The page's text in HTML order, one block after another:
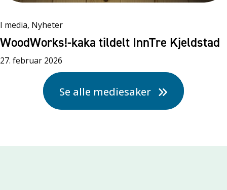
I media, Nyheter
WoodWorks!-kaka tildelt InnTre Kjeldstad
27. februar 2026
Se alle mediesaker